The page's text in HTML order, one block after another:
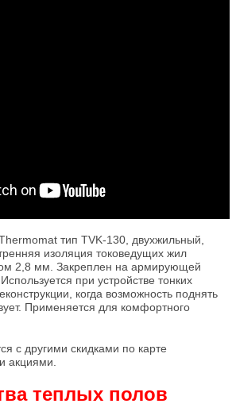
тип TVK-130, двухжильный,
изоляция токоведущих жил
2,8 мм. Закреплен на армирующей
при устройстве тонких
когда возможность поднять
Применяется для комфортного
с другими скидками по карте
акциями.
теплых полов